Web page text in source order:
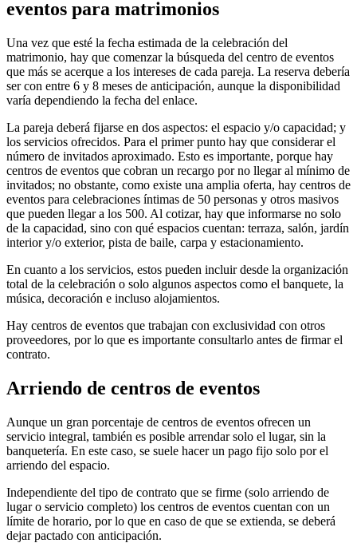
eventos para matrimonios
Una vez que esté la fecha estimada de la celebración del
matrimonio, hay que comenzar la búsqueda del centro de eventos
que más se acerque a los intereses de cada pareja. La reserva debería
ser con entre 6 y 8 meses de anticipación, aunque la disponibilidad
varía dependiendo la fecha del enlace.
La pareja deberá fijarse en dos aspectos: el espacio y/o capacidad; y
los servicios ofrecidos. Para el primer punto hay que considerar el
número de invitados aproximado. Esto es importante, porque hay
centros de eventos que cobran un recargo por no llegar al mínimo de
invitados; no obstante, como existe una amplia oferta, hay centros de
eventos para celebraciones íntimas de 50 personas y otros masivos
que pueden llegar a los 500. Al cotizar, hay que informarse no solo
de la capacidad, sino con qué espacios cuentan: terraza, salón, jardín
interior y/o exterior, pista de baile, carpa y estacionamiento.
En cuanto a los servicios, estos pueden incluir desde la organización
total de la celebración o solo algunos aspectos como el banquete, la
música, decoración e incluso alojamientos.
Hay centros de eventos que trabajan con exclusividad con otros
proveedores, por lo que es importante consultarlo antes de firmar el
contrato.
Arriendo de centros de eventos
Aunque un gran porcentaje de centros de eventos ofrecen un
servicio integral, también es posible arrendar solo el lugar, sin la
banquetería. En este caso, se suele hacer un pago fijo solo por el
arriendo del espacio.
Independiente del tipo de contrato que se firme (solo arriendo de
lugar o servicio completo) los centros de eventos cuentan con un
límite de horario, por lo que en caso de que se extienda, se deberá
dejar pactado con anticipación.